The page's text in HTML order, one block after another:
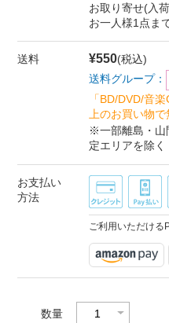
お取り寄せ(入
お一人様1点ま
送料 ¥550(税込)
送料グループ：
「BD/DVD/音
上のお買い物
※一部離島・山
定エリアを除く
お支払い
方法
ご利用いただける
数量